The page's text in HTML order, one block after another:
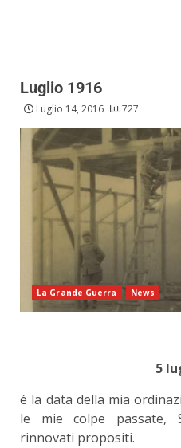
Luglio 1916
Luglio 14, 2016 727
La Grande Guerra News
5
é la data della mia
le mie colpe passate,
rinnovati propositi.